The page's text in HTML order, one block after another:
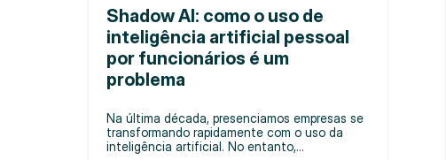
Shadow AI: como o uso de
inteligência artificial pessoal
por funcionários é um
problema
Na última década, presenciamos empresas se
transformando rapidamente com o uso da
inteligência artificial. No entanto,...